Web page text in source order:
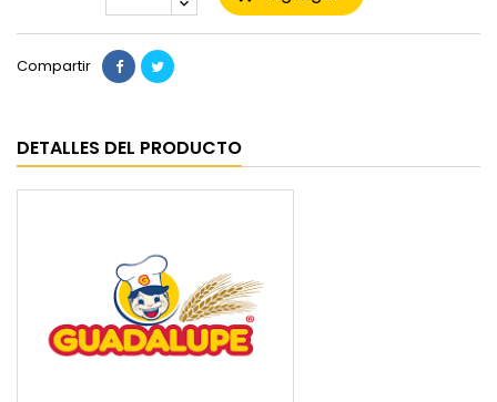
Compartir
DETALLES DEL PRODUCTO